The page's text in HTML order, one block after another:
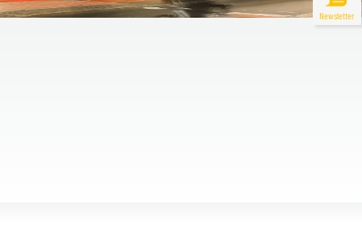
Newsletter